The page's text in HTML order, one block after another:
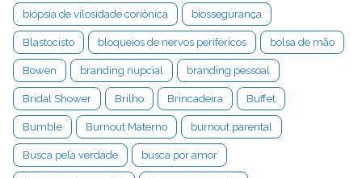
biópsia de vilosidade coriônica biossegurança
Blastocisto bloqueios de nervos periféricos bolsa de mão
Bowen branding nupcial branding pessoal
Bridal Shower Brilho Brincadeira Buffet
Bumble Burnout Materno burnout parental
Busca pela verdade busca por amor